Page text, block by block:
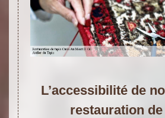
L’accessibilité de
restauration